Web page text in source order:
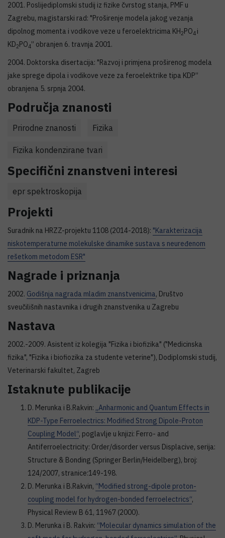
2001. Poslijediplomski studij iz fizike čvrstog stanja, PMF u
Zagrebu, magistarski rad: "Proširenje modela jakog vezanja
dipolnog momenta i vodikove veze u feroelektricima KH2PO4 i
KD2PO4” obranjen 6. travnja 2001.
2004. Doktorska disertacija: "Razvoj i primjena proširenog modela
jake sprege dipola i vodikove veze za feroelektrike tipa KDP”
obranjena 5. srpnja 2004.
Područja znanosti
Prirodne znanosti Fizika
Fizika kondenzirane tvari
Specifični znanstveni interesi
epr spektroskopija
Projekti
Suradnik na HRZZ-projektu 1108 (2014-2018): "Karakterizacija
niskotemperaturne molekulske dinamike sustava s neuređenom
rešetkom metodom ESR"
Nagrade i priznanja
2002. Godišnja nagrada mladim znanstvenicima, Društvo
sveučilišnih nastavnika i drugih znanstvenika u Zagrebu
Nastava
2002.-2009. Asistent iz kolegija "Fizika i biofizika" ("Medicinska
fizika", "Fizika i biofiozika za studente veterine"), Dodiplomski studij,
Veterinarski fakultet, Zagreb
Istaknute publikacije
D. Merunka i B.Rakvin: „Anharmonic and Quantum Effects in
KDP-Type Ferroelectrics: Modified Strong Dipole-Proton
Coupling Model“, poglavlje u knjizi: Ferro- and
Antiferroelectricity: Order/disorder versus Displacive, serija:
Structure & Bonding (Springer Berlin/Heidelberg), broj:
124/2007, stranice:149-198.
D. Merunka i B.Rakvin, “Modified strong-dipole proton-
coupling model for hydrogen-bonded ferroelectrics“,
Physical Review B 61, 11967 (2000).
D. Merunka i B. Rakvin: “Molecular dynamics simulation of the